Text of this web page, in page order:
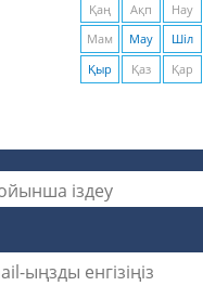
Қаң Ақп Нау
Мам
Мау Шіл
Қыр
Қаз Қар